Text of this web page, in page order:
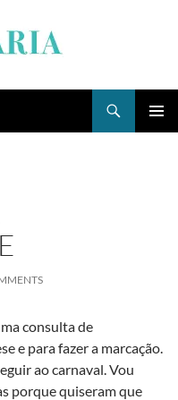
consulta de
e para fazer a marcação.
ao carnaval. Vou
porque quiseram que